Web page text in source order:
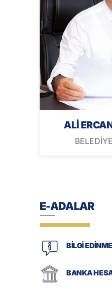
ALİ
E-ADALAR
BİLGİ EDİNME
BANKA